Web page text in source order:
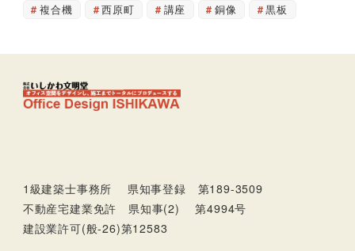
複合機
西原町 講座 銅像 黒板
1級建築士事務所 県知事登録 第189-3509
不動産宅建業免許 県知事(2) 第4994号
建設業許可(般-26)第12583